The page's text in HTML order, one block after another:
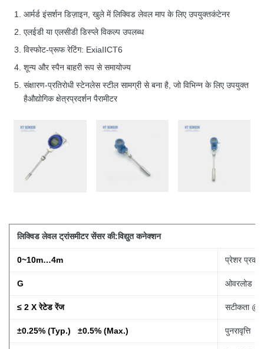
आर्मर्ड इंसर्शन डिज़ाइन, खुले में लिक्विड लेवल माप के लिए उपयुक्तकंटेनर
एलईडी या एलसीडी डिस्प्ले विकल्प उपलब्ध
विस्फोट-प्रूफ रेटिंग: ExiaIICT6
शून्य और स्पैन बाहरी रूप से समायोज्य
संक्षारण-प्रतिरोधी स्टेनलेस स्टील सामग्री से बना है, जो विभिन्न के लिए उपयुक्त
हैऔद्योगिक क्षेत्रप्रदर्शन पैरामीटर
लिक्विड लेवल ट्रांसमीटर सेंसर की:विद्युत कनेक्शन
0~10m…4m प्रेशर प्रकार
G ओवरलोड
≤ 2 X रेटेड रेंज सटीकता @
±0.25% (Typ.) ±0.5% (Max.) पुनरावृत्ति